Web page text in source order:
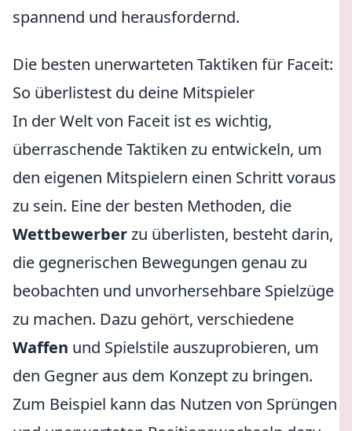
spannend und herausfordernd.
Die besten unerwarteten Taktiken für Faceit:
So überlistest du deine Mitspieler
In der Welt von Faceit ist es wichtig,
überraschende Taktiken zu entwickeln, um
den eigenen Mitspielern einen Schritt voraus
zu sein. Eine der besten Methoden, die
Wettbewerberzu überlisten, besteht darin,
die gegnerischen Bewegungen genau zu
beobachten und unvorhersehbare Spielzüge
zu machen. Dazu gehört, verschiedene
Waffen und Spielstile auszuprobieren, um
den Gegner aus dem Konzept zu bringen.
Zum Beispiel kann das Nutzen von Sprüngen